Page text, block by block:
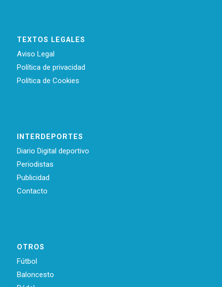
TEXTOS LEGALES
Aviso Legal
Política de privacidad
Política de Cookies
INTERDEPORTES
Diario Digital deportivo
Periodistas
Publicidad
Contacto
OTROS
Fútbol
Baloncesto